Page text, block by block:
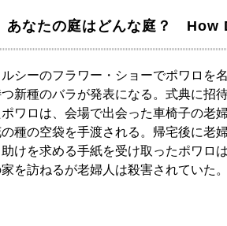
あなたの庭はどんな庭？
シーのフラワー・ショーでポワロを
つ新種のバラが発表になる。式典に招
ワロは、会場で出会った車椅子の老
種の空袋を手渡される。帰宅後に老
けを求める手紙を受け取ったポワロ
を訪ねるが老婦人は殺害されていた